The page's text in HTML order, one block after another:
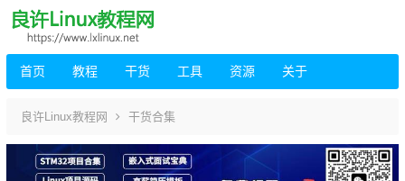
首页 教程 干货 工具 资源 关于
良许Linux教程网 干货合集